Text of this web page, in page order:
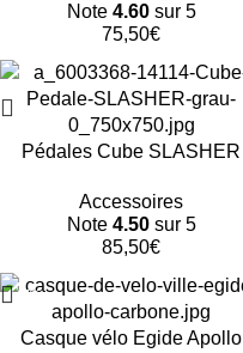
Note 4.60sur 5
75,50€
Pédales Cube SLASHER
Accessoires
Note 4.50sur 5
85,50€
-47%
Casque vélo Egide Apollo